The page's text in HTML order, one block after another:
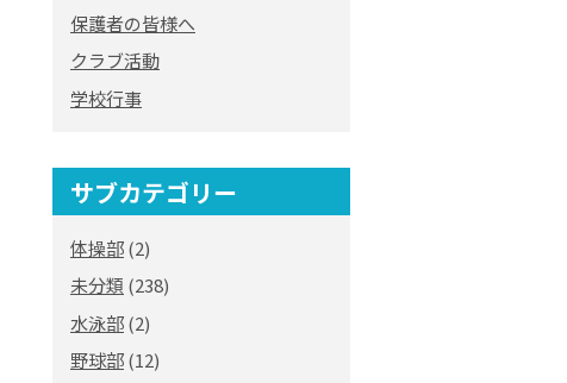
保護者の皆様へ
クラブ活動
学校行事
サブカテゴリー
体操部(2)
未分類 (238)
水泳部(2)
野球部(12)